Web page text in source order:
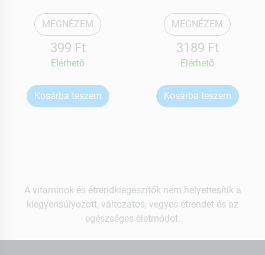
MEGNÉZEM
399 Ft
Elérhetõ
Kosárba teszem
MEGNÉZEM
3189 Ft
Elérhetõ
Kosárba teszem
A vitaminok és étrendkiegészítők nem helyettesítik a
kiegyensúlyozott, változatos, vegyes étrendet és az
egészséges életmódot.